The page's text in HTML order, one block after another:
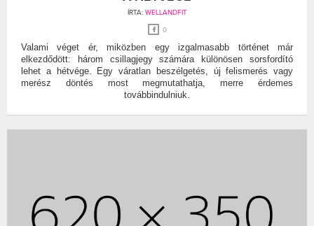
ÍRTA: WELLANDFIT
0
Valami véget ér, miközben egy izgalmasabb történet már
elkezdődött: három csillagjegy számára különösen sorsfordító
lehet a hétvége. Egy váratlan beszélgetés, új felismerés vagy
merész döntés most megmutathatja, merre érdemes
továbbindulniuk.